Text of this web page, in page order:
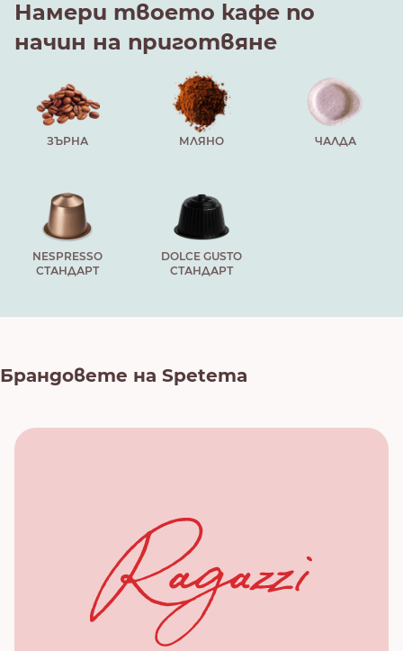
Намери твоето кафе по
начин на приготвяне
ЗЪРНА МЛЯНО ЧАЛДА
NESPRESSO
СТАНДАРТ
DOLCE GUSTO
СТАНДАРТ
Брандовете на Spetema